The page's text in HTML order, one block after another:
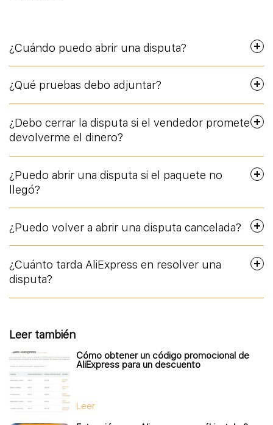
¿Cuándo puedo abrir una disputa?
¿Qué pruebas debo adjuntar?
¿Debo cerrar la disputa si el vendedor promete
devolverme el dinero?
¿Puedo abrir una disputa si el paquete no
llegó?
¿Puedo volver a abrir una disputa cancelada?
¿Cuánto tarda AliExpress en resolver una
disputa?
Leer también
Cómo obtener un código promocional de
AliExpress para un descuento
Leer